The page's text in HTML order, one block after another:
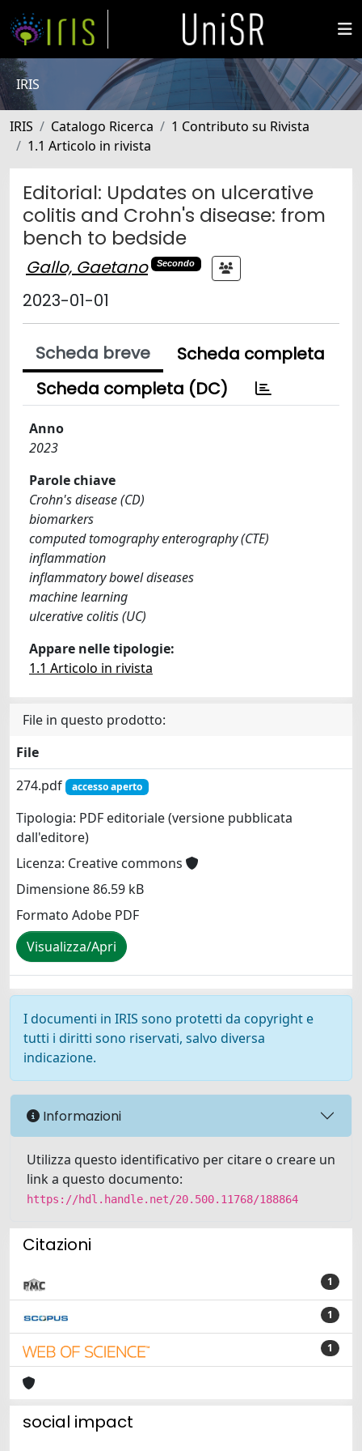
IRIS
IRIS Catalogo Ricerca
1 Contributo su Rivista
1.1 Articolo in rivista
Editorial: Updates on ulcerative
colitis and Crohn's disease: from
bench to bedside
Gallo, Gaetano Secondo
2023-01-01
Scheda breve
Scheda completa
Scheda completa (DC)
Anno
2023
Parole chiave
Crohn's disease (CD)
biomarkers
computed tomography enterography (CTE)
inflammation
inflammatory bowel diseases
machine learning
ulcerative colitis (UC)
Appare nelle tipologie:
1.1 Articolo in rivista
File in questo prodotto:
File
274.pdf
accesso aperto
Tipologia: PDF editoriale (versione pubblicata
dall'editore)
Licenza: Creative commons
Dimensione 86.59 kB
Formato Adobe PDF
Visualizza/Apri
I documenti in IRIS sono protetti da copyright e
tutti i diritti sono riservati, salvo diversa
indicazione.
Informazioni
Utilizza questo identificativo per citare o creare un
link a questo documento:
https://hdl.handle.net/20.500.11768/188864
Citazioni
1
1
1
social impact